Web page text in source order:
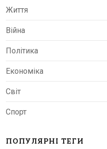
Життя
Війна
Політика
Економіка
Світ
Спорт
ПОПУЛЯРНІ ТЕГИ